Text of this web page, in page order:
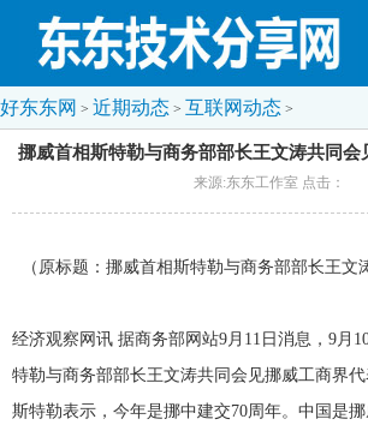
好东东网 > 近期动态 > 互联网动态 >
挪威首相斯特勒与商务部部长王文涛共同会
来源:东东工作室 点击：
（原标题：挪威首相斯特勒与商务部部长王文
经济观察网讯 据商务部网站9月11日消息，9月
特勒与商务部部长王文涛共同会见挪威工商界代
斯特勒表示，今年是挪中建交70周年。中国是